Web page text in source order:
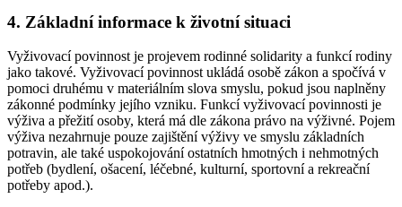
4. Základní informace k životní situaci
Vyživovací povinnost je projevem rodinné solidarity a funkcí rodiny
jako takové. Vyživovací povinnost ukládá osobě zákon a spočívá v
pomoci druhému v materiálním slova smyslu, pokud jsou naplněny
zákonné podmínky jejího vzniku. Funkcí vyživovací povinnosti je
výživa a přežití osoby, která má dle zákona právo na výživné. Pojem
výživa nezahrnuje pouze zajištění výživy ve smyslu základních
potravin, ale také uspokojování ostatních hmotných i nehmotných
potřeb (bydlení, ošacení, léčebné, kulturní, sportovní a rekreační
potřeby apod.).